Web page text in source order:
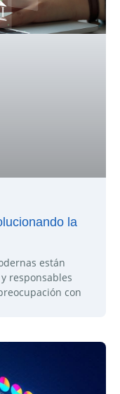
la
están
responsables
con